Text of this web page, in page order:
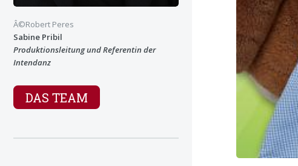
Â©Robert Peres
Sabine Pribil
Produktionsleitung und Referentin der
Intendanz
DAS TEAM